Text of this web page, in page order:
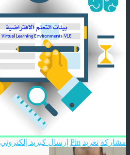
مشاركة تغريد Pin إرسال كبريد إلكتروني